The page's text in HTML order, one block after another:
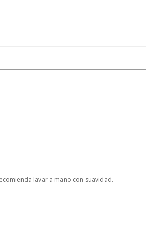
lavar a mano con suavidad.